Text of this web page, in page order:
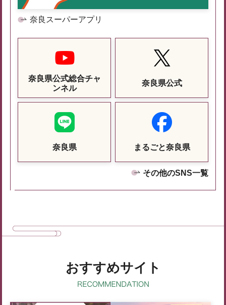
奈良スーパーアプリ
奈良県公式総合チャ
ンネル
奈良県公式
奈良県 まるごと奈良県
その他のSNS一覧
おすすめサイト